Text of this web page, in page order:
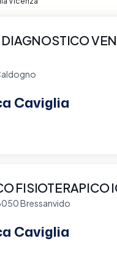
Caviglia
FISIOTERAPICO
Bressanvido
Caviglia